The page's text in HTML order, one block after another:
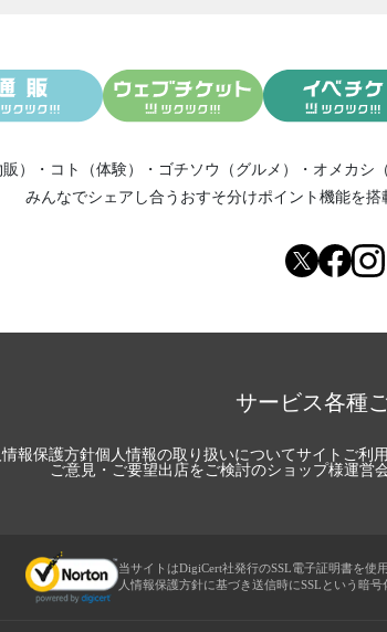
） ・ コト（体験） ・ ゴチソウ（グルメ） ・ オメカシ
みんなでシェアし合う おすそ分けポイント機能を搭
サービス各種
報保護方針個人情報の取り扱いについてサイトご利
ご意見・ご要望出店をご検討のショップ様運営
当サイトはDigiCert社発行のSSL電子証明書を使
人情報保護方針に基づき送信時にSSLという暗号